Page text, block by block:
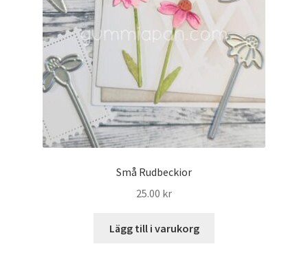
Små Rudbeckior
25.00 kr
Lägg till i varukorg